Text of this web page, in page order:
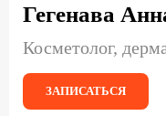
Гегенава
Косметолог,
ЗАПИСАТЬСЯ